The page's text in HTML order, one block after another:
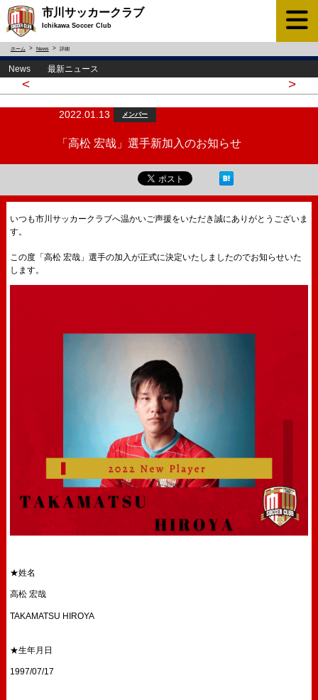
市川サッカークラブ
Ichikawa Soccer Club
ホーム News 詳細
News 最新ニュース
< >
2022.01.13 メンバー
「高松 宏哉」選手新加入のお知らせ
いつも市川サッカークラブへ温かいご声援をいただき誠にありがとうございま
す。
この度「高松 宏哉」選手の加入が正式に決定いたしましたのでお知らせいた
します。
★姓名
高松 宏哉
TAKAMATSU HIROYA
★生年月日
1997/07/17